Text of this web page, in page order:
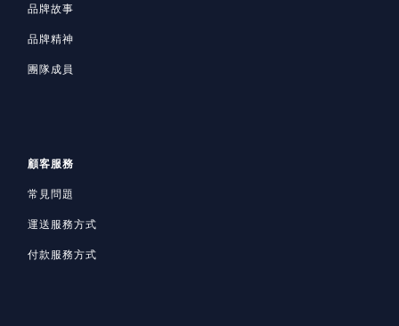
品牌故事
品牌精神
團隊成員
顧客服務
常見問題
運送服務方式
付款服務方式